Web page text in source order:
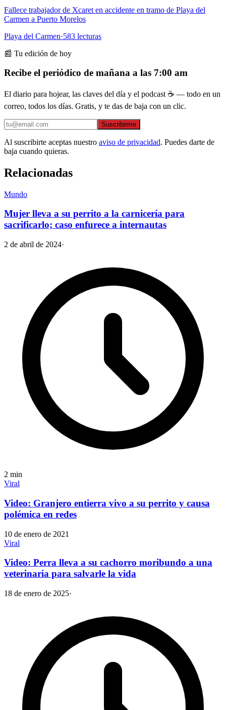
Fallece trabajador de Xcaret en accidente en tramo de Playa del
Carmen a Puerto Morelos
Playa del Carmen·583 lecturas
📰 Tu edición de hoy
Recibe el periódico de mañana a las 7:00 am
El diario para hojear, las claves del día y el podcast ☕ — todo en un
correo, todos los días. Gratis, y te das de baja con un clic.
Suscribirme
Al suscribirte aceptas nuestro aviso de privacidad. Puedes darte de
baja cuando quieras.
Relacionadas
Mundo
Mujer lleva a su perrito a la carnicería para
sacrificarlo; caso enfurece a internautas
2 de abril de 2024·
2 min
Viral
Video: Granjero entierra vivo a su perrito y causa
polémica en redes
10 de enero de 2021
Viral
Video: Perra lleva a su cachorro moribundo a una
veterinaria para salvarle la vida
18 de enero de 2025·